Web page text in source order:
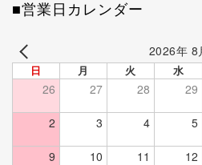
■営業日カレンダー
2026年 8
日 月 火 水
26 27 28 29
2 3 4 5
9 10 11 12